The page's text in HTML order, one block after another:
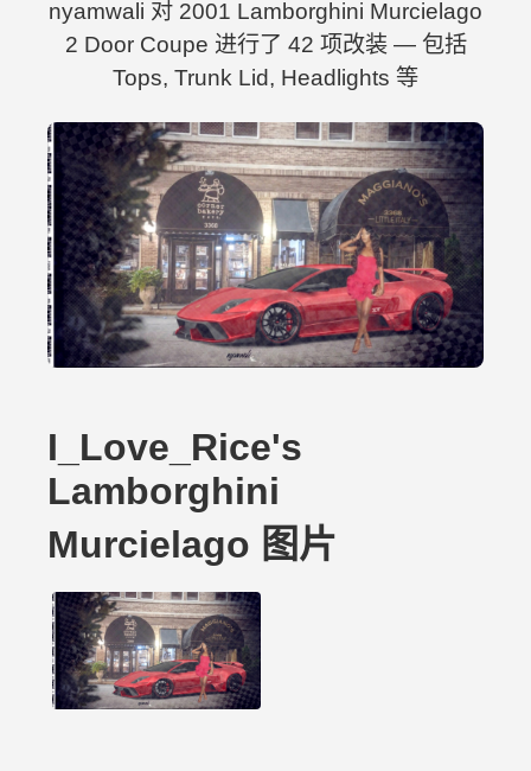
nyamwali 对 2001 Lamborghini Murcielago
2 Door Coupe 进行了 42 项改装 — 包括
Tops, Trunk Lid, Headlights 等
I_Love_Rice's
Lamborghini
Murcielago 图片